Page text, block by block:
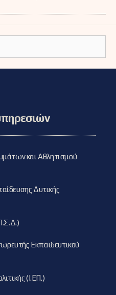
και Αθλητισμού
Δυτικής
Εκπαιδευτικού
(Ι.ΕΠ.)